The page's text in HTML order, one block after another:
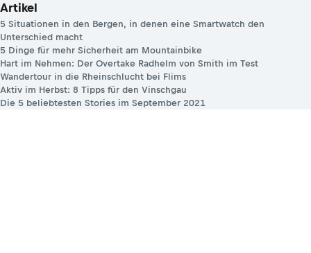
Artikel
5 Situationen in den Bergen, in denen eine Smartwatch den
Unterschied macht
5 Dinge für mehr Sicherheit am Mountainbike
Hart im Nehmen: Der Overtake Radhelm von Smith im Test
Wandertour in die Rheinschlucht bei Flims
Aktiv im Herbst: 8 Tipps für den Vinschgau
Die 5 beliebtesten Stories im September 2021